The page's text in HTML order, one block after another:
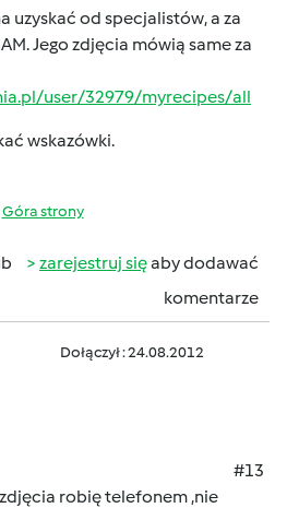
uzyskać od specjalistów, a za
Jego zdjęcia mówią same za
user/32979/myrecipes/all
wskazówki.
Góra strony
zarejestruj sięaby dodawać
komentarze
Dołączył : 24.08.2012
#13
robię telefonem ,nie